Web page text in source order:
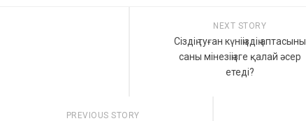
NEXT STORY
Сіздің туған күніңіздің аптасының
саны мінезіңізге қалай әсер
етеді?
PREVIOUS STORY